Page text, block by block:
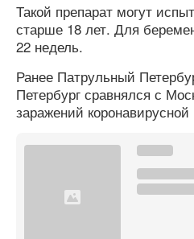
Такой препарат могут
старше 18 лет. Для
22 недель.
Ранее Патрульный
Петербург сравнялся с
заражений